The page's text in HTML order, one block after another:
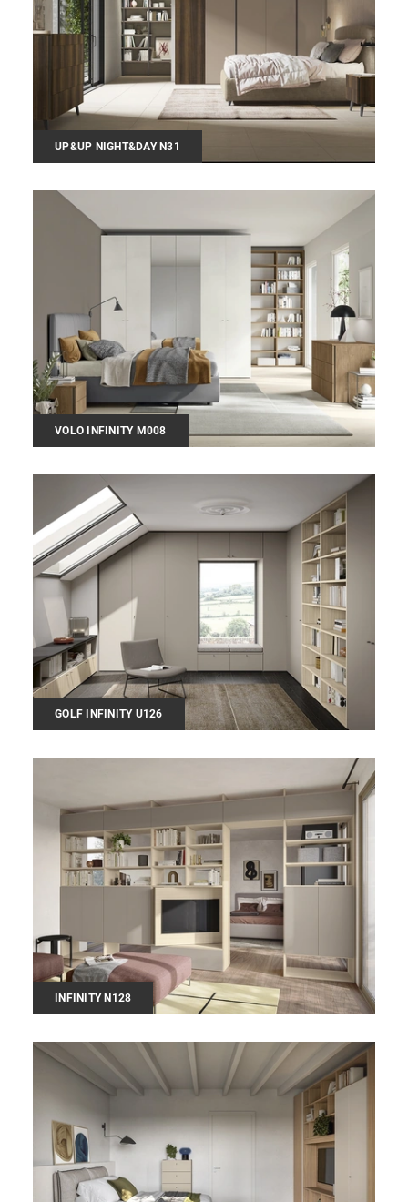
UP&UP NIGHT&DAY N31
VOLO INFINITY M008
GOLF INFINITY U126
INFINITY N128